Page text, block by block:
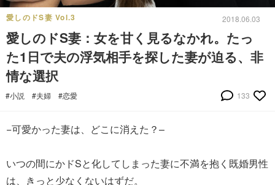
愛しのドS妻 Vol.3 2018.06.03
愛しのドS妻：女を甘く見るなかれ。たっ
た1日で夫の浮気相手を探した妻が迫る、非
情な選択
#小説 #夫婦 #恋愛 133
−可愛かった妻は、どこに消えた？–
いつの間にかドSと化してしまった妻に不満を抱く既婚男性
は、きっと少なくないはずだ。